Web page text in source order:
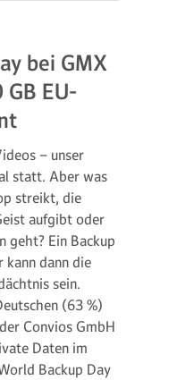
bei GMX
GB EU-
– unser
statt. Aber was
streikt, die
aufgibt oder
geht? Ein Backup
kann dann die
sein.
(63 %)
Convios GmbH
Daten im
Backup Day